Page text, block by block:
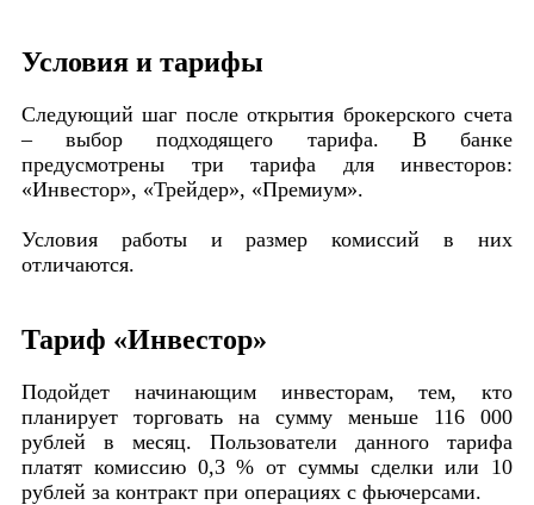
Условия и тарифы
Следующий шаг после открытия брокерского счета
– выбор подходящего тарифа. В банке
предусмотрены три тарифа для инвесторов:
«Инвестор», «Трейдер», «Премиум».
Условия работы и размер комиссий в них
отличаются.
Тариф «Инвестор»
Подойдет начинающим инвесторам, тем, кто
планирует торговать на сумму меньше 116 000
рублей в месяц. Пользователи данного тарифа
платят комиссию 0,3 % от суммы сделки или 10
рублей за контракт при операциях с фьючерсами.